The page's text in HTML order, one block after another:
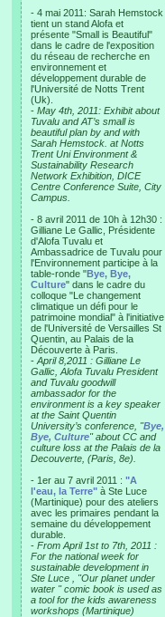
- 4 mai 2011: Sarah Hemstock
tient un stand Alofa et
présente "Small is Beautiful"
dans le cadre de l'exposition
du réseau de recherche en
environnement et
développement durable de
l'Université de Notts Trent
(Uk).
- May 4th, 2011: Exhibit about
Tuvalu and AT’s small is
beautiful plan by and with
Sarah Hemstock. at Notts
Trent Uni Environment &
Sustainability Research
Network Exhibition, DICE
Centre Conference Suite, City
Campus.
- 8 avril 2011 de 10h à 12h30 :
Gilliane Le Gallic, Présidente
d'Alofa Tuvalu et
Ambassadrice de Tuvalu pour
l'Environnement participe à la
table-ronde "Bye, Bye,
Culture" dans le cadre du
colloque "Le changement
climatique un défi pour le
patrimoine mondial" à l'initiative
de l'Université de Versailles St
Quentin, au Palais de la
Découverte à Paris.
- April 8,2011 : Gilliane Le
Gallic, Alofa Tuvalu President
and Tuvalu goodwill
ambassador for the
environment is a key speaker
at the Saint Quentin
University’s conference, "Bye,
Bye, Culture" about CC and
culture loss at the Palais de la
Decouverte, (Paris, 8e).
- 1er au 7 avril 2011 : "A
l'eau, la Terre" à Ste Luce
(Martinique) pour des ateliers
avec les primaires pendant la
semaine du développement
durable.
- From April 1st to 7th, 2011 :
For the national week for
sustainable development in
Ste Luce , "Our planet under
water " comic book is used as
a tool for the kids awareness
workshops (Martinique)